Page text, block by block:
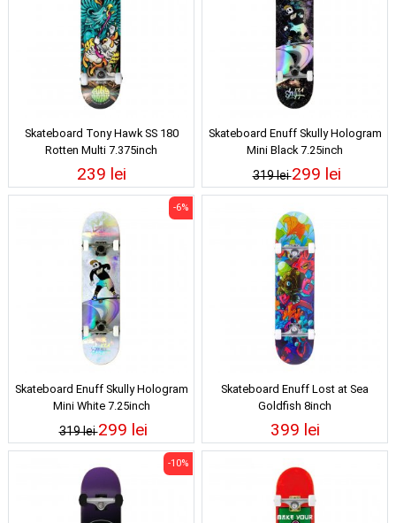
Skateboard Tony Hawk SS 180
Rotten Multi 7.375inch
239 lei
Skateboard Enuff Skully Hologram
Mini Black 7.25inch
319 lei299 lei
Skateboard Enuff Skully Hologram
Mini White 7.25inch
319 lei
-6%
299 lei
Skateboard Enuff Lost at Sea
Goldfish 8inch
399 lei
-10%